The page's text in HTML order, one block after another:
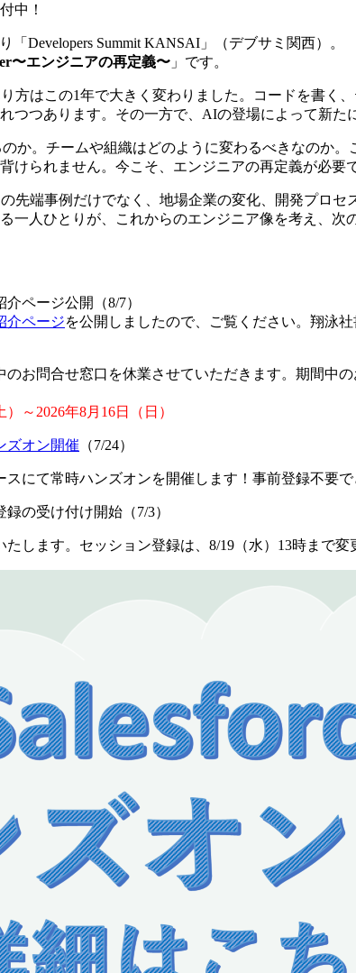
中！
Developers Summit KANSAI」（デブサミ関西）。
〜エンジニアの再定義〜 」です。
方はこの1年で大きく変わりました。コードを書
つつあります。その一方で、AIの登場によって新た
か。チームや組織はどのように変わるべきなのか
けられません。今こそ、エンジニアの再定義が必要
先端事例だけでなく、地場企業の変化、開発プロ
一人ひとりが、これからのエンジニア像を考え、次
ページ公開（8/7）
介ページを公開しましたので、ご覧ください。翔泳社
お問合せ窓口を休業させていただきます。期間中
～2026年8月16日（日）
ズオン開催 （7/24）
にて常時ハンズオンを開催します！事前登録不要で
の受け付け開始（7/3）
します。セッション登録は、8/19（水）13時まで